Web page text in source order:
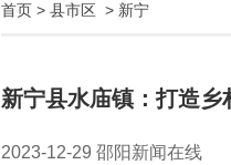
首页 > 县市区 > 新宁
新宁县水庙镇：打造
2023-12-29 邵阳新闻在线